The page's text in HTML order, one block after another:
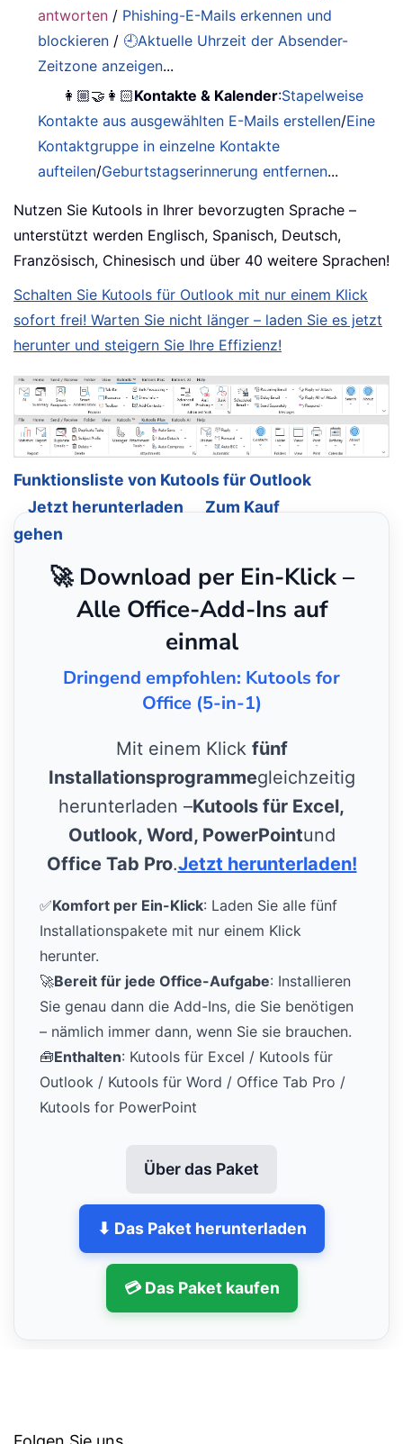
antworten / Phishing-E-Mails erkennen und
blockieren / 🕘Aktuelle Uhrzeit der Absender-
Zeitzone anzeigen...
👩🏼‍🤝‍👩🏻Kontakte & Kalender:Stapelweise
Kontakte aus ausgewählten E-Mails erstellen/Eine
Kontaktgruppe in einzelne Kontakte
aufteilen/Geburtstagserinnerung entfernen...
Nutzen Sie Kutools in Ihrer bevorzugten Sprache –
unterstützt werden Englisch, Spanisch, Deutsch,
Französisch, Chinesisch und über 40 weitere Sprachen!
Schalten Sie Kutools für Outlook mit nur einem Klick
sofort frei! Warten Sie nicht länger – laden Sie es jetzt
herunter und steigern Sie Ihre Effizienz!
Funktionsliste von Kutools für Outlook
Jetzt herunterladen
Zum Kauf
gehen
🚀 Download per Ein-Klick –
Alle Office-Add-Ins auf
einmal
Dringend empfohlen: Kutools for
Office (5-in-1)
Mit einem Klick fünf
Installationsprogrammegleichzeitig
herunterladen –Kutools für Excel,
Outlook, Word, PowerPointund
Office Tab Pro.Jetzt herunterladen!
✅Komfort per Ein-Klick: Laden Sie alle fünf
Installationspakete mit nur einem Klick
herunter.
🚀Bereit für jede Office-Aufgabe: Installieren
Sie genau dann die Add-Ins, die Sie benötigen
– nämlich immer dann, wenn Sie sie brauchen.
🧰Enthalten: Kutools für Excel / Kutools für
Outlook / Kutools für Word / Office Tab Pro /
Kutools for PowerPoint
Über das Paket
⬇ Das Paket herunterladen
💳 Das Paket kaufen